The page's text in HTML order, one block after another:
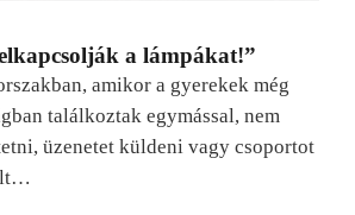
a lámpákat!”
amikor a gyerekek még
találkoztak egymással, nem
üzenetet küldeni vagy csoportot